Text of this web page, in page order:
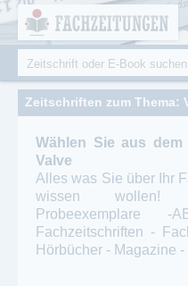
Fachzeitungen.de -
Fachmagazine
Suchformular
Suche
Zeitschriften zum Thema:
Wählen Sie aus
Valve
Alles was Sie über Ihr
wissen wollen!
Probeexemplare
Fachzeitschriften -
Hörbücher - Magazine
Cookie-Einstellungen